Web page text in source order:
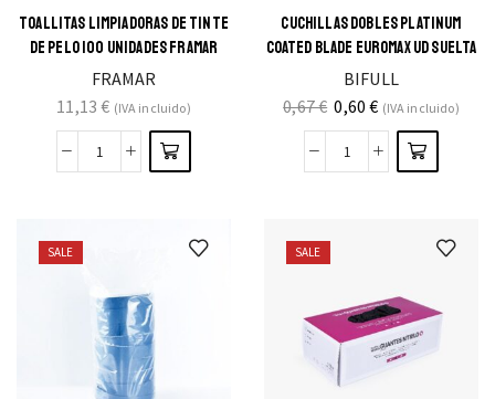
TOALLITAS LIMPIADORAS DE TINTE
DE PELO 100 UNIDADES FRAMAR
FRAMAR
11,13€ (IVA incluido)
CUCHILLAS DOBLES PLATINUM
COATED BLADE EUROMAX UD SUELTA
BIFULL
0,67€ 0,60€ (IVA incluido)
SALE SALE